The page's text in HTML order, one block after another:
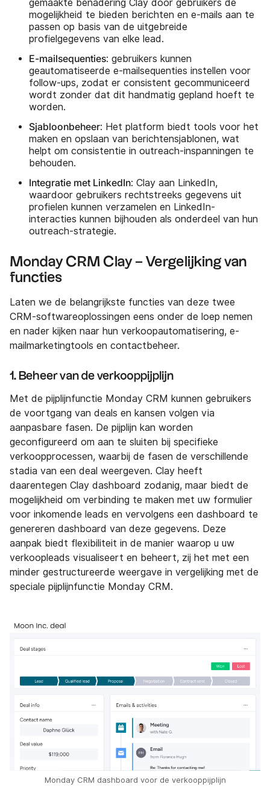
gemaakte benadering Clay door gebruikers de
mogelijkheid te bieden berichten en e-mails aan te
passen op basis van de uitgebreide
profielgegevens van elke lead.
E-mailsequenties: gebruikers kunnen
geautomatiseerde e-mailsequenties instellen voor
follow-ups, zodat er consistent gecommuniceerd
wordt zonder dat dit handmatig gepland hoeft te
worden.
Sjabloonbeheer: Het platform biedt tools voor het
maken en opslaan van berichtensjablonen, wat
helpt om consistentie in outreach-inspanningen te
behouden.
Integratie met LinkedIn: Clay aan LinkedIn,
waardoor gebruikers rechtstreeks gegevens uit
profielen kunnen verzamelen en LinkedIn-
interacties kunnen bijhouden als onderdeel van hun
outreach-strategie.
Monday CRM Clay – Vergelijking van
functies
Laten we de belangrijkste functies van deze twee
CRM-softwareoplossingen eens onder de loep nemen
en nader kijken naar hun verkoopautomatisering, e-
mailmarketingtools en contactbeheer.
1. Beheer van de verkooppijplijn
Met de pijplijnfunctie Monday CRM kunnen gebruikers
de voortgang van deals en kansen volgen via
aanpasbare fasen. De pijplijn kan worden
geconfigureerd om aan te sluiten bij specifieke
verkoopprocessen, waarbij de fasen de verschillende
stadia van een deal weergeven. Clay heeft
daarentegen Clay dashboard zodanig, maar biedt de
mogelijkheid om verbinding te maken met uw formulier
voor inkomende leads en vervolgens een dashboard te
genereren dashboard van deze gegevens. Deze
aanpak biedt flexibiliteit in de manier waarop u uw
verkoopleads visualiseert en beheert, zij het met een
minder gestructureerde weergave in vergelijking met de
speciale pijplijnfunctie Monday CRM.
Monday CRM dashboard voor de verkooppijplijn